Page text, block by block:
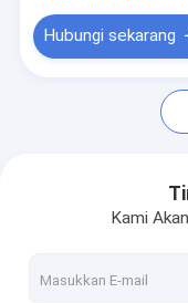
kasus
Layar LCD TFT
layar lcd ips tft
Layar Sentuh TFT
Hubungi sekarang
Kami